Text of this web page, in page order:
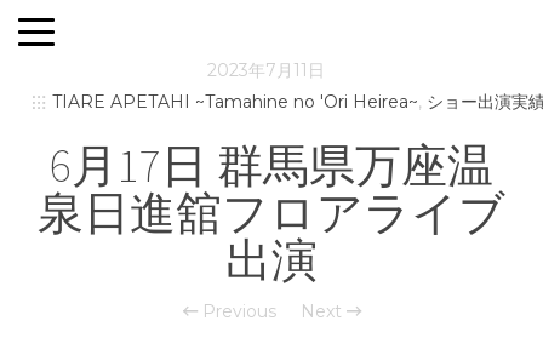
2023年7月11日
TIARE APETAHI ~Tamahine no 'Ori Heirea~, ショー出演実
6月17日 群馬県万座温
泉日進舘フロアライブ
出演
Previous Next